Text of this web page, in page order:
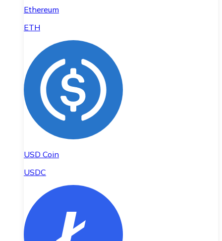
Ethereum
ETH
USD Coin
USDC